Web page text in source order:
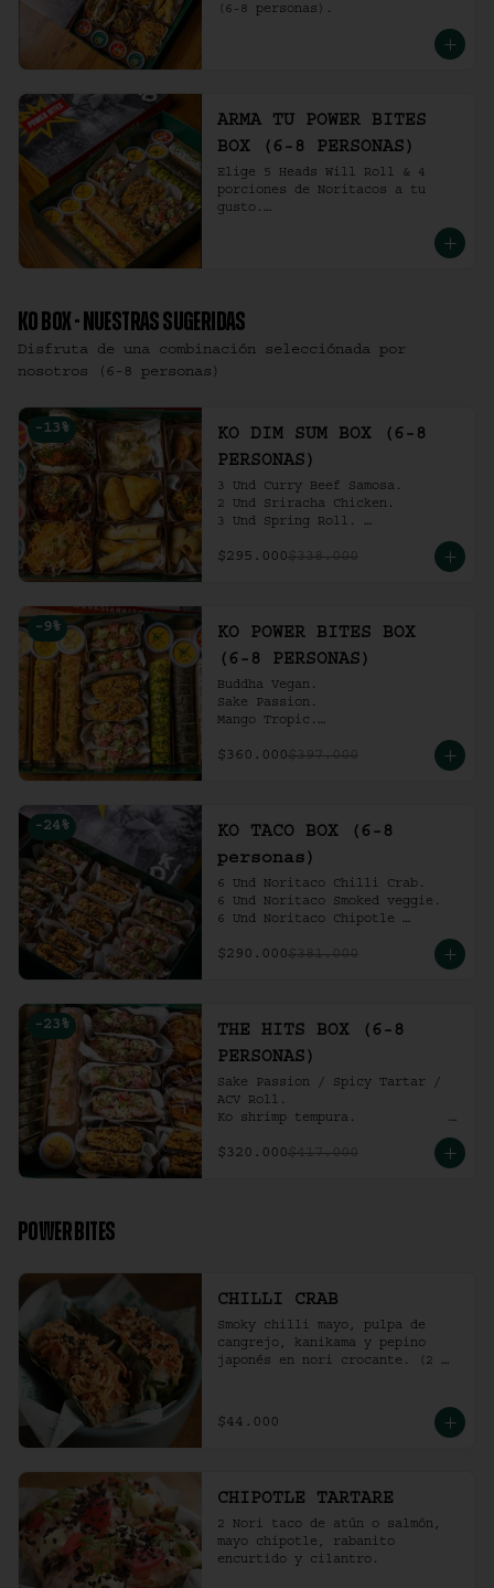
(6-8 personas).
ARMA TU POWER BITES
BOX (6-8 PERSONAS)
Elige 5 Heads Will Roll & 4
porciones de Noritacos a tu
gusto.
KO BOX - NUESTRAS SUGERIDAS
Disfruta de una combinación selecciónada por
nosotros (6-8 personas)
-13 %
KO DIM SUM BOX (6-8
PERSONAS)
3 Und Curry Beef Samosa.
2 Und Sriracha Chicken.
3 Und Spring Roll.
3 Und Cha Siu Roll.
Gochujang Ribs.
$295.000$338.000
- 9%
KO POWER BITES BOX
(6-8 PERSONAS)
Buddha Vegan.
Sake Passion.
Mango Tropic.
Dragon.
2 Und Noritaco Chilli Crab.
(6-8 personas).
$360.000$397.000
-24 %
KO TACO BOX (6-8
personas)
6 Und Noritaco Chilli Crab.
6 Und Noritaco Smoked veggie.
6 Und Noritaco Chipotle
$290.000$381.000
-23 %
THE HITS BOX (6-8
PERSONAS)
Sake Passion / Spicy Tartar /
ACV Roll.
Ko shrimp tempura.
Tartare.
4 Und Noritaco Chilli Crab.
$320.000$417.000
POWER BITES
CHILLI CRAB
Smoky chilli mayo, pulpa de
cangrejo, kanikama y pepino
japonés en nori crocante. (2
$44.000
CHIPOTLE TARTARE
2 Nori taco de atún o salmón,
mayo chipotle, rabanito
encurtido y cilantro.